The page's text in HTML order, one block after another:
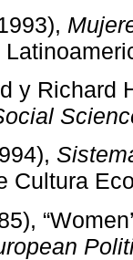
y Richard
Cultura